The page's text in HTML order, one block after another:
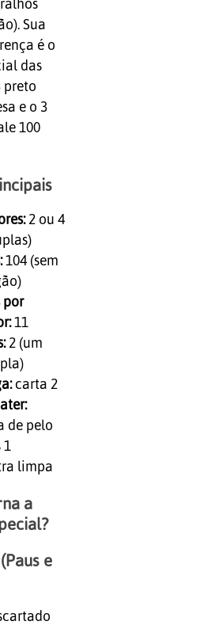
Sua
é o
das
preto
e o 3
100
2 ou 4
104 (sem
por
11
2 (um
carta 2
de pelo
1
limpa
a
e